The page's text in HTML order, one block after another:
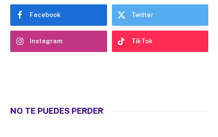
Facebook Twitter
Instagram TikTok
NO TE PUEDES PERDER